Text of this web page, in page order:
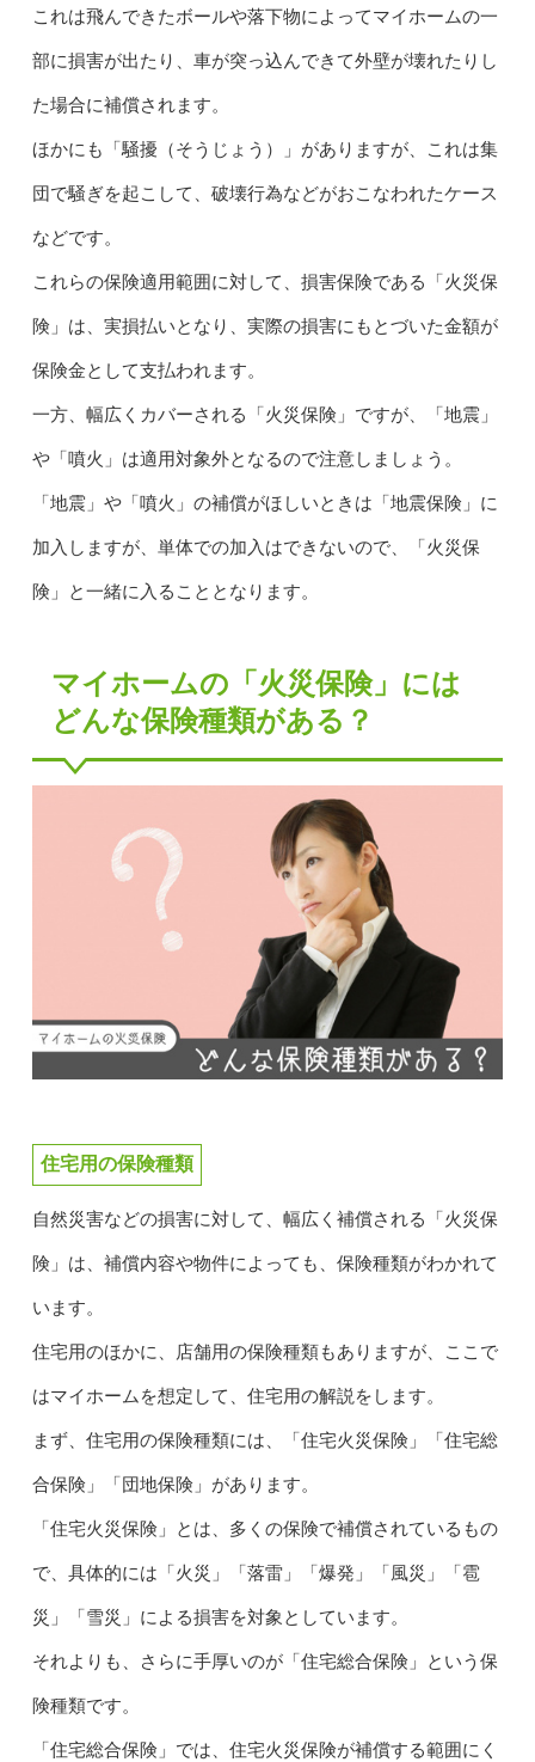
これは飛んできたボールや落下物によってマイホームの一
部に損害が出たり、車が突っ込んできて外壁が壊れたりし
た場合に補償されます。
ほかにも「騒擾（そうじょう）」がありますが、これは集
団で騒ぎを起こして、破壊行為などがおこなわれたケース
などです。
これらの保険適用範囲に対して、損害保険である「火災保
険」は、実損払いとなり、実際の損害にもとづいた金額が
保険金として支払われます。
一方、幅広くカバーされる「火災保険」ですが、「地震」
や「噴火」は適用対象外となるので注意しましょう。
「地震」や「噴火」の補償がほしいときは「地震保険」に
加入しますが、単体での加入はできないので、「火災保
険」と一緒に入ることとなります。
マイホームの「火災保険」には
どんな保険種類がある？
住宅用の保険種類
自然災害などの損害に対して、幅広く補償される「火災保
険」は、補償内容や物件によっても、保険種類がわかれて
います。
住宅用のほかに、店舗用の保険種類もありますが、ここで
はマイホームを想定して、住宅用の解説をします。
まず、住宅用の保険種類には、「住宅火災保険」「住宅総
合保険」「団地保険」があります。
「住宅火災保険」とは、多くの保険で補償されているもの
で、具体的には「火災」「落雷」「爆発」「風災」「雹
災」「雪災」による損害を対象としています。
それよりも、さらに手厚いのが「住宅総合保険」という保
険種類です。
「住宅総合保険」では、住宅火災保険が補償する範囲にく